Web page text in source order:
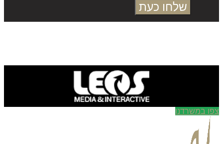
שלחו כעת
במשרדנו